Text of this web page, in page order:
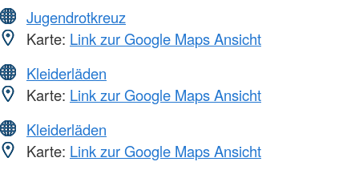
Jugendrotkreuz
Karte: Link zur Google Maps Ansicht
Kleiderläden
Karte: Link zur Google Maps Ansicht
Kleiderläden
Karte: Link zur Google Maps Ansicht